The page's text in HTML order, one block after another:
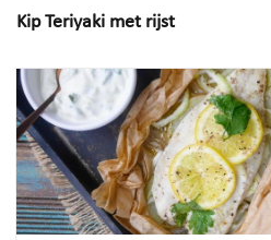
Kip Teriyaki met rijst